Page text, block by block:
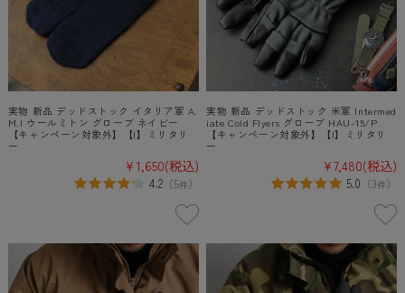
実物 新品 デッドストック イタリア軍 A.
M.I ウールミトン グローブ ネイビー
【キャンペーン対象外】【I】ミリタリ
ー
¥1,650(税込)
4.2（5件）
実物 新品 デッドストック 米軍 Intermed
iate Cold Flyers グローブ HAU-15/P
【キャンペーン対象外】【I】ミリタリ
ー
¥7,480(税込)
5.0 （3件）